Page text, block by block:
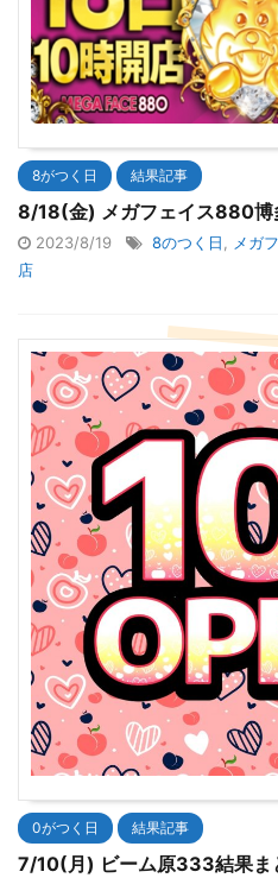
8がつく日 結果記事
8/18(金) メガフェイス880博
2023/8/19 8のつく日, メガ
店
0がつく日 結果記事
7/10(月) ビーム原333結果ま